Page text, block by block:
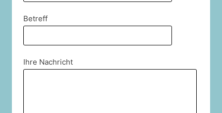
Betreff
Ihre Nachricht